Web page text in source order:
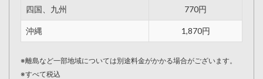
四国、九州 770円
沖縄 1,870円
※離島など一部地域については別途料金がかかる場合がございます。
※すべて税込